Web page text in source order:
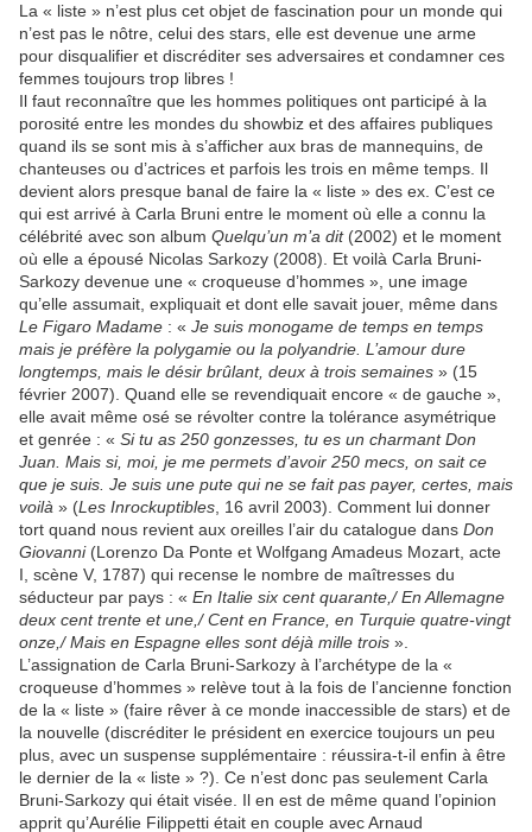
La « liste » n’est plus cet objet de fascination pour un monde qui
n’est pas le nôtre, celui des stars, elle est devenue une arme
pour disqualifier et discréditer ses adversaires et condamner ces
femmes toujours trop libres !
Il faut reconnaître que les hommes politiques ont participé à la
porosité entre les mondes du showbiz et des affaires publiques
quand ils se sont mis à s’afficher aux bras de mannequins, de
chanteuses ou d’actrices et parfois les trois en même temps. Il
devient alors presque banal de faire la « liste » des ex. C’est ce
qui est arrivé à Carla Bruni entre le moment où elle a connu la
célébrité avec son album Quelqu’un m’a dit(2002) et le moment
où elle a épousé Nicolas Sarkozy (2008). Et voilà Carla Bruni-
Sarkozy devenue une « croqueuse d’hommes », une image
qu’elle assumait, expliquait et dont elle savait jouer, même dans
Le Figaro Madame : « Je suis monogame de temps en temps
mais je préfère la polygamie ou la polyandrie. L’amour dure
longtemps, mais le désir brûlant, deux à trois semaines » (15
février 2007). Quand elle se revendiquait encore « de gauche »,
elle avait même osé se révolter contre la tolérance asymétrique
et genrée : « Si tu as 250 gonzesses, tu es un charmant Don
Juan. Mais si, moi, je me permets d’avoir 250 mecs, on sait ce
que je suis. Je suis une pute qui ne se fait pas payer, certes, mais
voilà » (Les Inrockuptibles , 16 avril 2003). Comment lui donner
tort quand nous revient aux oreilles l’air du catalogue dans Don
Giovanni(Lorenzo Da Ponte et Wolfgang Amadeus Mozart, acte
I, scène V, 1787) qui recense le nombre de maîtresses du
séducteur par pays : « En Italie six cent quarante,/ En Allemagne
deux cent trente et une,/ Cent en France, en Turquie quatre-vingt
onze,/ Mais en Espagne elles sont déjà mille trois ».
L’assignation de Carla Bruni-Sarkozy à l’archétype de la «
croqueuse d’hommes » relève tout à la fois de l’ancienne fonction
de la « liste » (faire rêver à ce monde inaccessible de stars) et de
la nouvelle (discréditer le président en exercice toujours un peu
plus, avec un suspense supplémentaire : réussira-t-il enfin à être
le dernier de la « liste » ?). Ce n’est donc pas seulement Carla
Bruni-Sarkozy qui était visée. Il en est de même quand l’opinion
apprit qu’Aurélie Filippetti était en couple avec Arnaud